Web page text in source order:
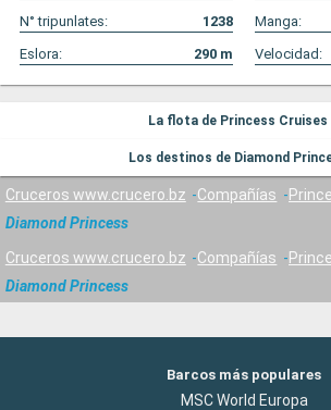
N° tripunlates:
1238 Manga:
Eslora:
290 m Velocidad:
La flota de Princess Cruises
Los destinos de Diamond
Cruceros www.crucero.bz Compañías
Diamond Princess
Cruceros www.crucero.bz Compañías
Diamond Princess
Barcos más populares
MSC World Europa